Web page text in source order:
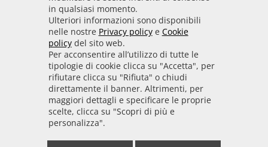
per i servizi web delle PA pubblicate da AGID in
collaborazione con il TEAM PER LA
TRASFORMAZIONE DIGITALE.
• Informativa cookie • Informativa privacy
• Amministrazione trasparente • Whistleblowing
in qualsiasi momento.
Ulteriori informazioni sono disponibili
nelle nostre Privacy policye Cookie
policydel sito web.
Per acconsentire all’utilizzo di tutte le
tipologie di cookie clicca su "Accetta", per
rifiutare clicca su "Rifiuta" o chiudi
direttamente il banner. Altrimenti, per
maggiori dettagli e specificare le proprie
scelte, clicca su "Scopri di più e
personalizza".